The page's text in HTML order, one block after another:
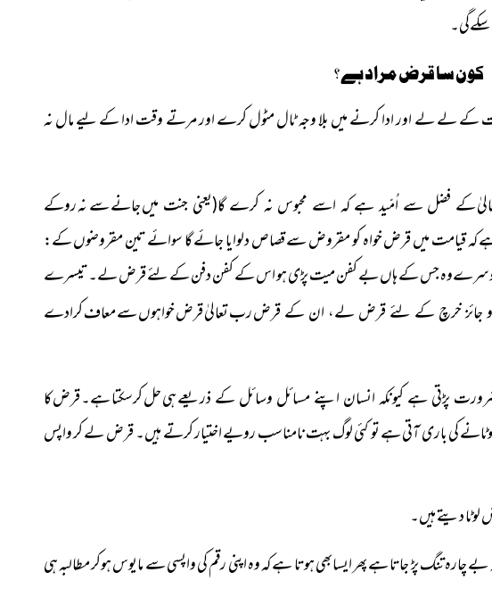
کون سا قرض مراد ہے ؟
لے لے اور ادا کرنے میں بلا وجہ ٹال مٹول کرے اور مرتے وقت ادا کے لیے مال نہ
کے فضل سے اُمّید ہے کہ اسے محبوس نہ کرے گا(یعنی جنت میںجانے سے نہ روکے
ہے کہ قیامت میں قرض خواہ کو مقروض سے قصاص دلوایا جائے گا سوائے تین مقروضوں کے:
دوسرےوہ جس کے ہاں بے کفن میت پڑی ہو اس کے کفن دفن کے لئے قرض لے۔ تیسرے
جائز خرچ کے لئے قرض لے، ان کے قرضرب تعالیٰ قرض خواہوں سے معاف کرادے
پڑتی ہے کیونکہ انسان اپنے مسائل وسائل کے ذریعےہی حل کرسکتا ہے۔ قرض کا
کی باری آتی ہے تو کئی لوگ بہت نامناسب رویے اختیار کرتے ہیں۔ قرض لے کر واپس
چارہ تنگ پڑ جاتا ہے پھر ایسابھی ہوتا ہے کہ وہ اپنی رقم کی واپسی سے مایوس ہوکر مطالبہ ہی